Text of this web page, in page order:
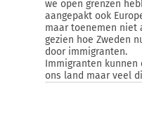
we open grenzen
aangepakt ook
maar toenemen niet
gezien hoe Zweden
door immigranten.
Immigranten
ons land maar veel